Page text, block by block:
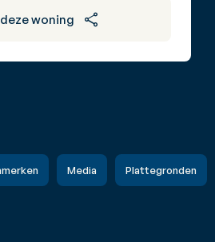
woning
Media Plattegronden